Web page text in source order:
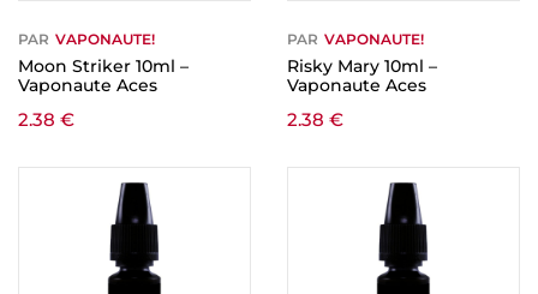
PAR VAPONAUTE!
Moon Striker 10ml –
Vaponaute Aces
2.38 €
PAR VAPONAUTE!
Risky Mary 10ml –
Vaponaute Aces
2.38 €